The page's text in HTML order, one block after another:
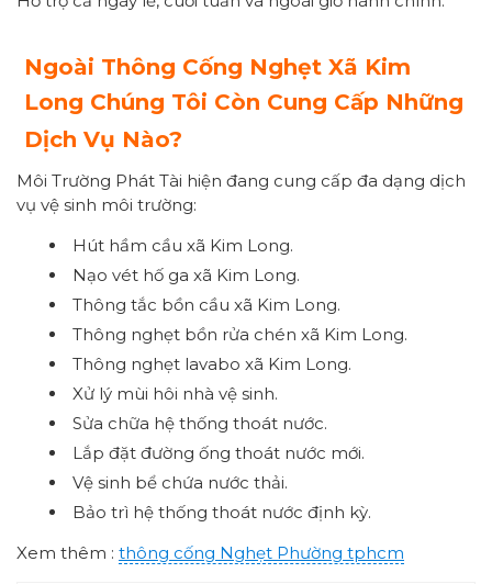
Ngoài Thông Cống Nghẹt Xã Kim
Long Chúng Tôi Còn Cung Cấp Những
Dịch Vụ Nào?
Môi Trường Phát Tài hiện đang cung cấp đa dạng dịch
vụ vệ sinh môi trường:
Hút hầm cầu xã Kim Long.
Nạo vét hố ga xã Kim Long.
Thông tắc bồn cầu xã Kim Long.
Thông nghẹt bồn rửa chén xã Kim Long.
Thông nghẹt lavabo xã Kim Long.
Xử lý mùi hôi nhà vệ sinh.
Sửa chữa hệ thống thoát nước.
Lắp đặt đường ống thoát nước mới.
Vệ sinh bể chứa nước thải.
Bảo trì hệ thống thoát nước định kỳ.
Xem thêm : thông cống Nghẹt Phường tphcm